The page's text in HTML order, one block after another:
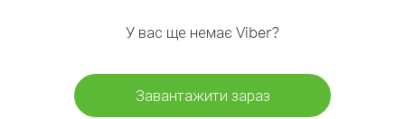
У вас ще немає Viber?
Завантажити зараз